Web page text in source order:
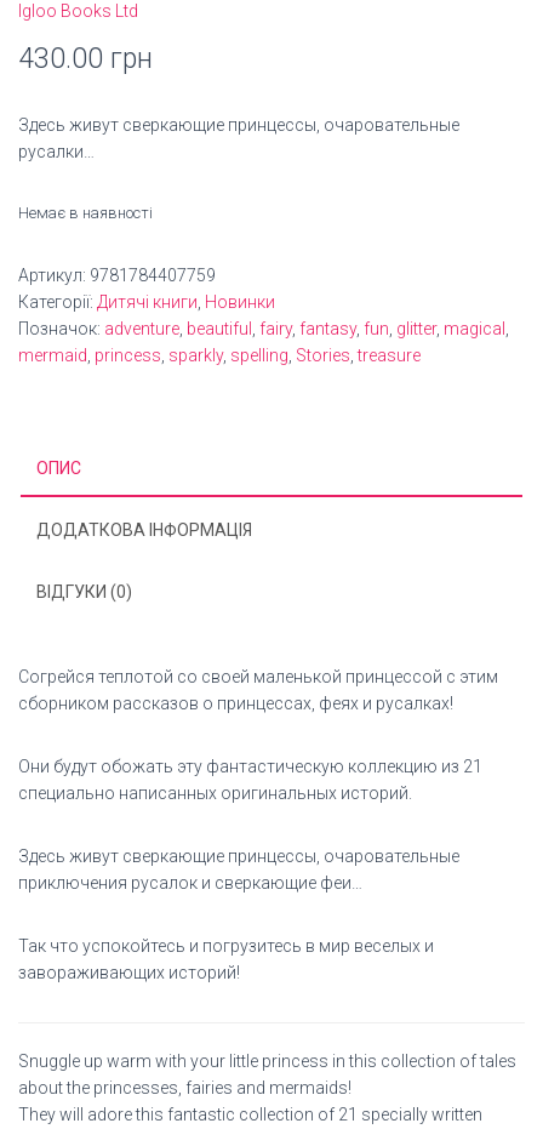
Igloo Books Ltd
430.00 грн
Здесь живут сверкающие принцессы, очаровательные
русалки…
Немає в наявності
Артикул: 9781784407759
Категорії: Дитячі книги, Новинки
Позначок: adventure, beautiful , fairy, fantasy, fun, glitter, magical ,
mermaid, princess, sparkly, spelling, Stories,treasure
ОПИС
ДОДАТКОВА ІНФОРМАЦІЯ
ВІДГУКИ (0)
Согрейся теплотой со своей маленькой принцессой с этим
сборником рассказов о принцессах, феях и русалках!
Они будут обожать эту фантастическую коллекцию из 21
специально написанных оригинальных историй.
Здесь живут сверкающие принцессы, очаровательные
приключения русалок и сверкающие феи…
Так что успокойтесь и погрузитесь в мир веселых и
завораживающих историй!
Snuggle up warm with your little princess in this collection of tales
about the princesses, fairies and mermaids!
They will adore this fantastic collection of 21 specially written